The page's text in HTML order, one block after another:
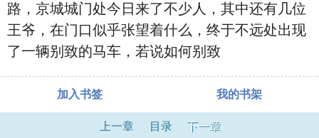
路，京城城门处今日来了不少人，其中还有几位
王爷，在门口似乎张望着什么，终于不远处出现
了一辆别致的马车，若说如何别致
加入书签 我的书架
上一章 目录 下一章